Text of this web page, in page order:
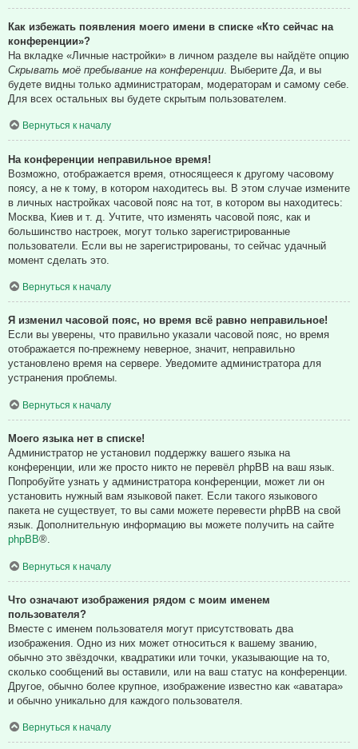
Как избежать появления моего имени в списке «Кто сейчас на
конференции»?
На вкладке «Личные настройки» в личном разделе вы найдёте опцию
Скрывать моё пребывание на конференции . Выберите Да , и вы
будете видны только администраторам, модераторам и самому себе.
Для всех остальных вы будете скрытым пользователем.
Вернуться к началу
На конференции неправильное время!
Возможно, отображается время, относящееся к другому часовому
поясу, а не к тому, в котором находитесь вы. В этом случае измените
в личных настройках часовой пояс на тот, в котором вы находитесь:
Москва, Киев и т. д. Учтите, что изменять часовой пояс, как и
большинство настроек, могут только зарегистрированные
пользователи. Если вы не зарегистрированы, то сейчас удачный
момент сделать это.
Вернуться к началу
Я изменил часовой пояс, но время всё равно неправильное!
Если вы уверены, что правильно указали часовой пояс, но время
отображается по-прежнему неверное, значит, неправильно
установлено время на сервере. Уведомите администратора для
устранения проблемы.
Вернуться к началу
Моего языка нет в списке!
Администратор не установил поддержку вашего языка на
конференции, или же просто никто не перевёл phpBB на ваш язык.
Попробуйте узнать у администратора конференции, может ли он
установить нужный вам языковой пакет. Если такого языкового
пакета не существует, то вы сами можете перевести phpBB на свой
язык. Дополнительную информацию вы можете получить на сайте
phpBB®.
Вернуться к началу
Что означают изображения рядом с моим именем
пользователя?
Вместе с именем пользователя могут присутствовать два
изображения. Одно из них может относиться к вашему званию,
обычно это звёздочки, квадратики или точки, указывающие на то,
сколько сообщений вы оставили, или на ваш статус на конференции.
Другое, обычно более крупное, изображение известно как «аватара»
и обычно уникально для каждого пользователя.
Вернуться к началу